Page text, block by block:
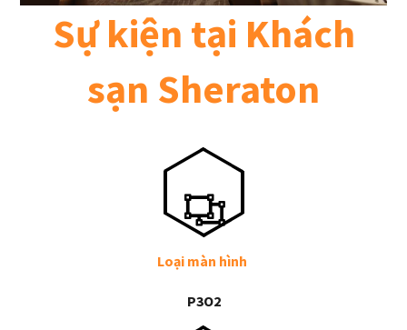
Sự kiện tại Khách
sạn Sheraton
Loại màn hình
P3O2